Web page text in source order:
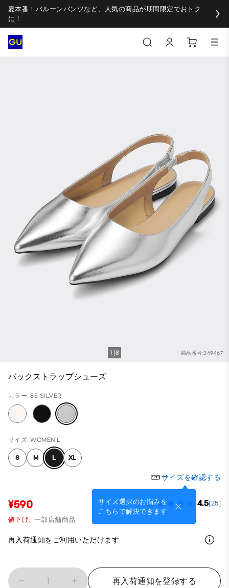
夏本番！バルーンパンツなど、人気の商品が期間限定でおトク
に！
商品番号:349467
1 8
バックストラップシューズ
カラー: 85 SILVER
サイズ: WOMEN L
S M L XL
サイズを確認する
サイズ選択のお悩みを
こちらで解決できます
¥590 4.5(25)
値下げ, 一部店舗商品
再入荷通知をご利用いただけます
1 再入荷通知を登録する